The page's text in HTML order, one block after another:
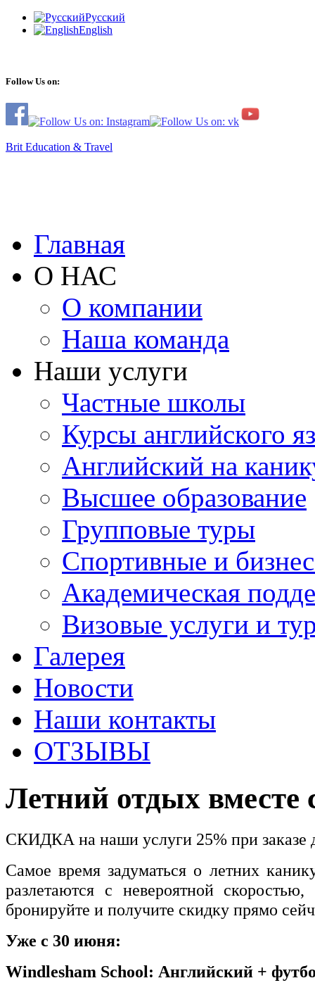
Русский
English
Follow Us on:
Brit Education & Travel
Главная
О НАС
О компании
Наша команда
Наши услуги
Частные школы
Курсы английского
Английский на
Высшее образование
Групповые туры
Спортивные и
Академическая
Визовые услуги и
Галерея
Новости
Наши контакты
ОТЗЫВЫ
Летний отдых вместе
СКИДКА на наши услуги 25% при заказе
Самое время задуматься о летних
разлетаются с невероятной
бронируйте и получите скидку прямо
Уже с 30 июня:
Windlesham School: Английский +